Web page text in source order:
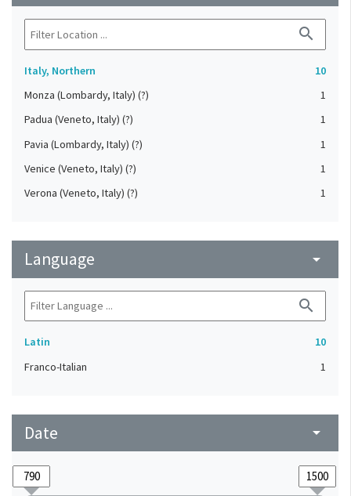
search
Italy, Northern
10
Monza (Lombardy, Italy) (?)
1
Padua (Veneto, Italy) (?)
1
Pavia (Lombardy, Italy) (?)
1
Venice (Veneto, Italy) (?)
1
Verona (Veneto, Italy) (?)
1
Language arrow_drop_down
search
Latin
10
Franco-Italian
1
Date arrow_drop_down